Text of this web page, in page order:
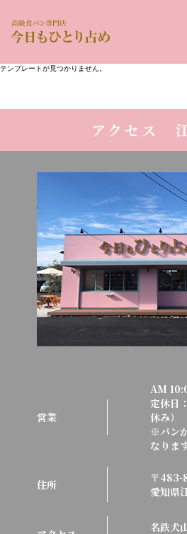
テンプレートが見つかりません。
アクセス
営業
AM
定休日
休み）
※パン
なります
住所
〒483-
愛知県
名鉄犬